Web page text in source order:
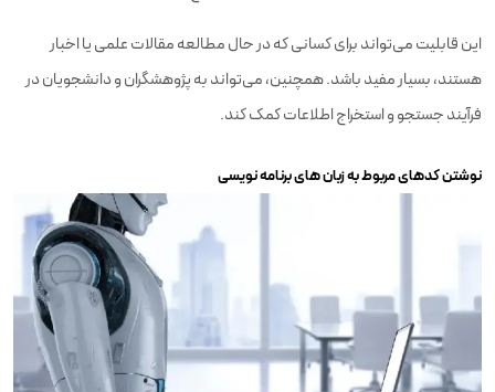
این قابلیت می‌تواند برای کسانی که در حال مطالعه مقالات علمی یا اخبار
هستند، بسیار مفید باشد. همچنین، می‌تواند به پژوهشگران و دانشجویان در
فرآیند جستجو و استخراج اطلاعات کمک کند.
نوشتن کدهای مربوط به زبان‌ های برنامه‌ نویسی